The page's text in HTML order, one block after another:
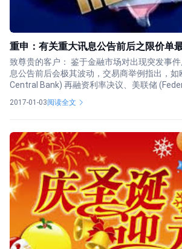
重申：有关重大讯息公告前后之限价单
致尊贵的客户： 鉴于金融市场对出现突发事
息公告前后会极其波动，交易商举例指出，如
Central Bank) 再融资利率决议、美联储
2017-01-03阅读全文